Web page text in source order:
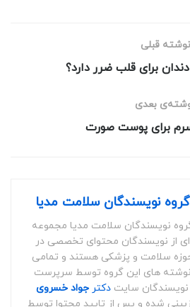
نوشته قبلی
برای قلب ضرر دارد؟
بعدی
برای پوست صورت
گروه نویسندگان سلامت مدیا
نویسندگان سلامت مدیا مجموعه
ای از نویسندگان محتوای تخصصی در
سلامت و پزشکی هستند و تمامی
نوشته های این گروه توسط سرپرست
نویسندگان سایت دکتر جواد خسروی
شده و پس از تایید محتوا توسط